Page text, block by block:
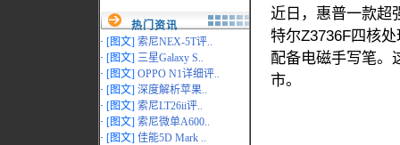
热门资讯
· [图文] 索尼NEX-5T评..
· [图文] 三星Galaxy S..
· [图文] OPPO N1详细评..
· [图文] 深度解析苹果..
· [图文] 索尼LT26ii评..
· [图文] 索尼微单A600..
· [图文] 佳能5D Mark ..
近日，惠普一款超
特尔Z3736F四核
配备电磁手写笔。
市。